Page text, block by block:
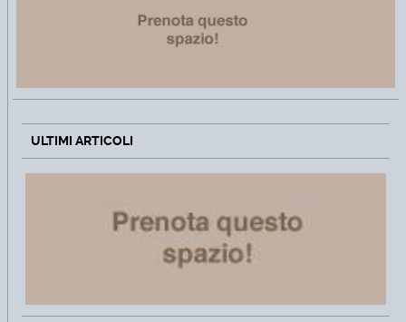
ULTIMI ARTICOLI